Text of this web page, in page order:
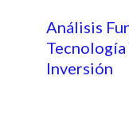
Análisis
Tecnología
Inversión